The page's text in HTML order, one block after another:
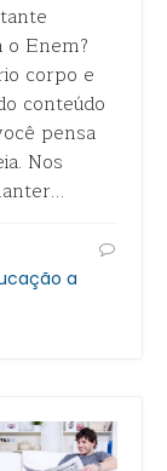
Enem?
corpo e
conteúdo
pensa
Nos
a